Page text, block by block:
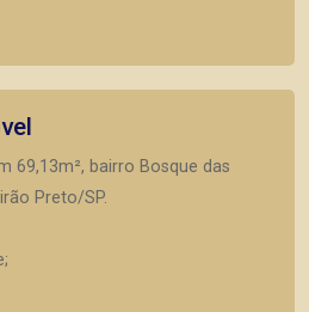
69,13m², bairro Bosque das
Preto/SP.